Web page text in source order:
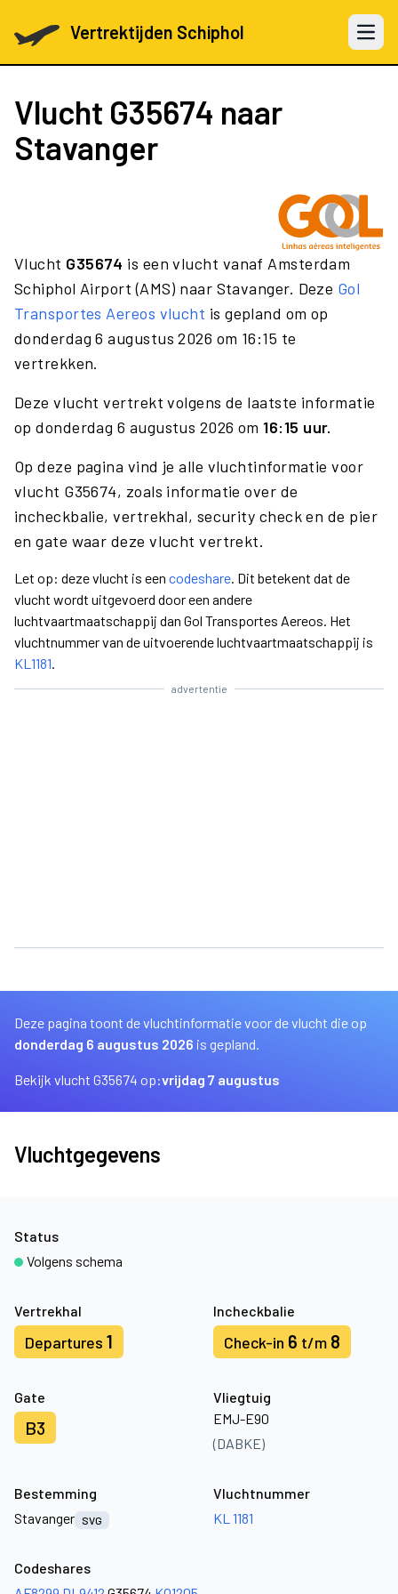
Vertrektijden Schiphol Open
Vlucht G35674 naar
Stavanger
Vlucht G35674 is een vlucht vanaf Amsterdam
Schiphol Airport (AMS) naar Stavanger. Deze Gol
Transportes Aereos vlucht is gepland om op
donderdag 6 augustus 2026 om 16:15 te
vertrekken.
Deze vlucht vertrekt volgens de laatste informatie
op donderdag 6 augustus 2026 om16:15 uur.
Op deze pagina vind je alle vluchtinformatie voor
vlucht G35674, zoals informatie over de
incheckbalie, vertrekhal, security check en de pier
en gate waar deze vlucht vertrekt.
Let op: deze vlucht is een codeshare. Dit betekent dat de
vlucht wordt uitgevoerd door een andere
luchtvaartmaatschappij dan Gol Transportes Aereos. Het
vluchtnummer van de uitvoerende luchtvaartmaatschappij is
KL1181.
advertentie
Deze pagina toont de vluchtinformatie voor de vlucht die op
donderdag 6 augustus 2026 is gepland.
Bekijk vlucht G35674 op:vrijdag 7 augustus
Vluchtgegevens
Vertrekhal
Departures 1
Incheckbalie
Check-in 6 t/m 8
Gate
B3
Vliegtuig
EMJ-E90
(DABKE)
Status
Volgens schema
Bestemming
Stavanger SVG
Vluchtnummer
KL 1181
Codeshares